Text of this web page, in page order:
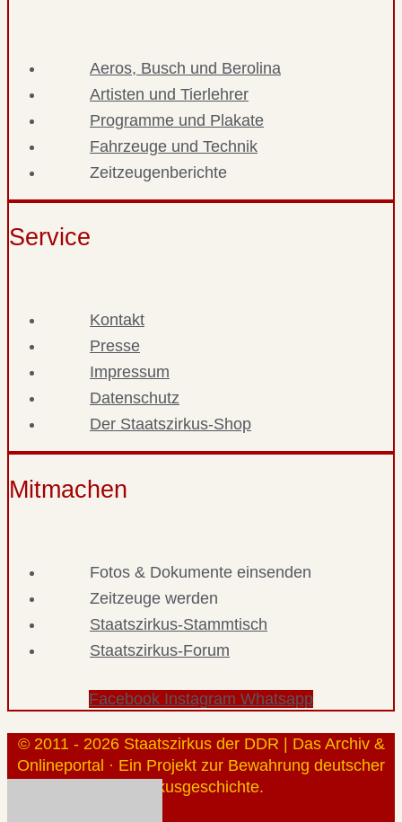
Aeros, Busch und Berolina
Artisten und Tierlehrer
Programme und Plakate
Fahrzeuge und Technik
Zeitzeugenberichte
Service
Kontakt
Presse
Impressum
Datenschutz
Der Staatszirkus-Shop
Mitmachen
Fotos & Dokumente einsenden
Zeitzeuge werden
Staatszirkus-Stammtisch
Staatszirkus-Forum
Facebook Instagram Whatsapp
© 2011 - 2026 Staatszirkus der DDR | Das Archiv &
Onlineportal · Ein Projekt zur Bewahrung deutscher
Zirkusgeschichte.